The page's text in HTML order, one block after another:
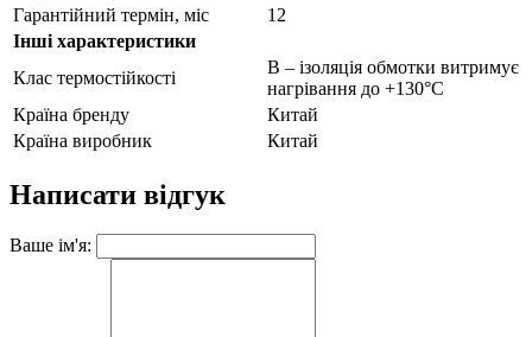
Гарантійний термін, міс
12
Інші характеристики
Клас термостійкості
B – ізоляція обмотки витримує
нагрівання до +130°С
Країна бренду
Китай
Країна виробник
Китай
Написати відгук
Ваше ім'я: